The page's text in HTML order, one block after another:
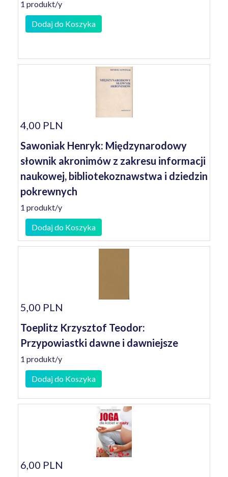
1 produkt/y
Dodaj do Koszyka
4,00 PLN
Sawoniak Henryk: Międzynarodowy
słownik akronimów z zakresu informacji
naukowej, bibliotekoznawstwa i dziedzin
pokrewnych
1 produkt/y
Dodaj do Koszyka
5,00 PLN
Toeplitz Krzysztof Teodor:
Przypowiastki dawne i dawniejsze
1 produkt/y
Dodaj do Koszyka
6,00 PLN